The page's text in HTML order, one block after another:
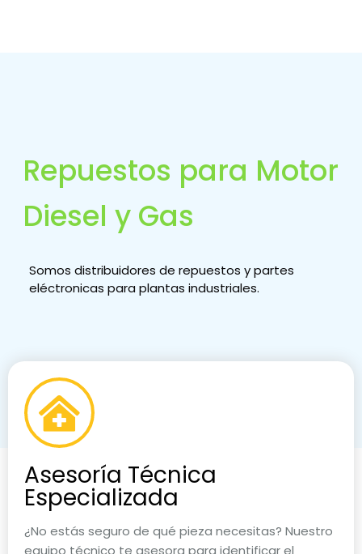
Repuestos para Motor
Diesel y Gas
Somos distribuidores de repuestos y partes
eléctronicas para plantas industriales.
Asesoría Técnica
Especializada
¿No estás seguro de qué pieza necesitas? Nuestro
equipo técnico te asesora para identificar el